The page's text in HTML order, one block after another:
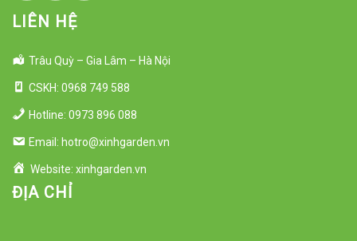
LIÊN HỆ
Trâu Quỳ – Gia Lâm – Hà Nội
CSKH: 0968 749 588
Hotline: 0973 896 088
Email: hotro@xinhgarden.vn
Website: xinhgarden.vn
ĐỊA CHỈ